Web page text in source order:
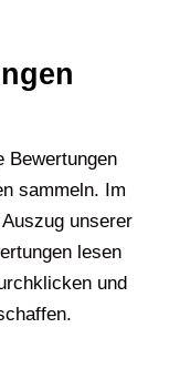
Bewertungen
sammeln. Im
unserer
lesen
und